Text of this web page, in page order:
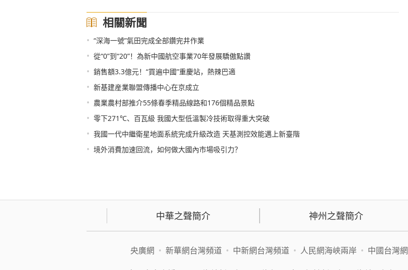
相關新聞
• “深海一號”氣田完成全部鑽完井作業
• 從“0”到“20”！為新中國航空事業70年發展驕傲點讚
• 銷售額3.3億元！“買遍中國”重慶站，熱辣巴適
• 新基建産業聯盟傳播中心在京成立
• 農業農村部推介55條春季精品線路和176個精品景點
• 零下271℃、百瓦級 我國大型低溫製冷技術取得重大突破
• 我國一代中繼衛星地面系統完成升級改造 天基測控效能邁上新臺階
• 境外消費加速回流，如何做大國內市場吸引力？
中華之聲簡介 神州之聲簡介
央廣網 • 新華網台灣頻道 • 中新網台灣頻道 • 人民網海峽兩岸 • 中國台灣網